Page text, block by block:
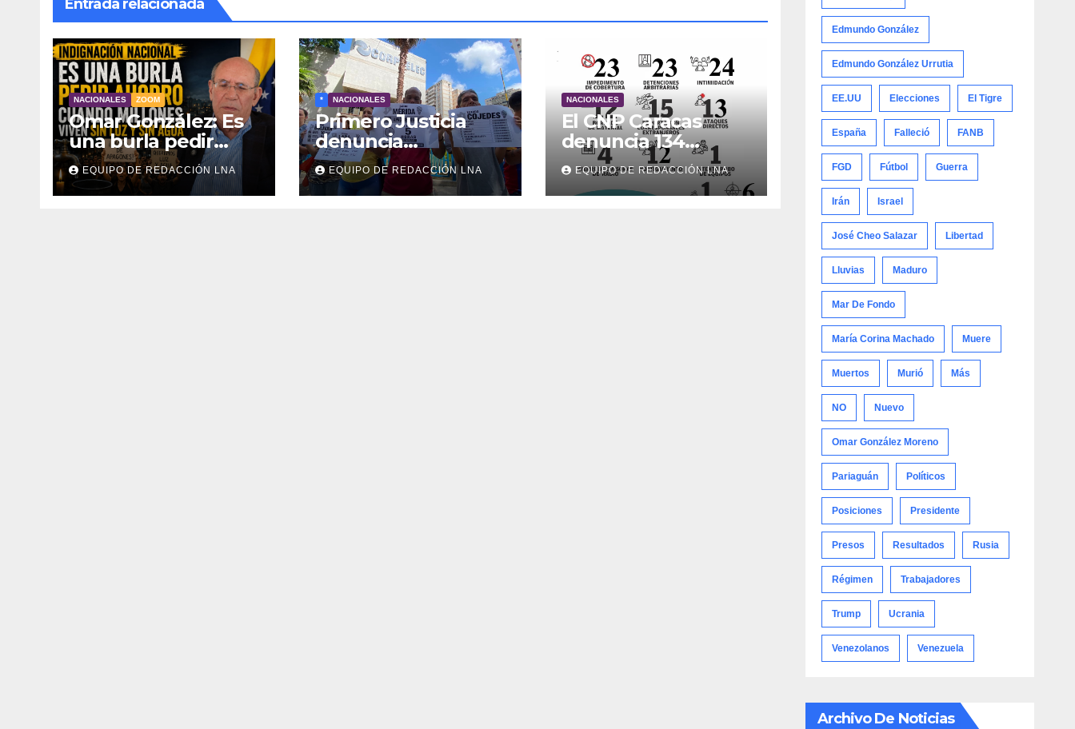
Entrada relacionada
NACIONALES ZOOM
Omar González: Es
una burla pedir
ahorro cuando
millones viven sin
luz y sin agua
EQUIPO DE REDACCIÓN LNA
* NACIONALES
Primero Justicia
denuncia
discriminación
eléctrica en el
interior del país
EQUIPO DE REDACCIÓN LNA
NACIONALES
El CNP Caracas
denuncia 134
agresiones a la
prensa en 2026
EQUIPO DE REDACCIÓN LNA
Edmundo González
Edmundo González Urrutia
EE.UU Elecciones El Tigre
España Falleció FANB
FGD Fútbol Guerra
Irán Israel
José Cheo Salazar Libertad
Lluvias Maduro
Mar De Fondo
María Corina Machado Muere
Muertos Murió Más
NO Nuevo
Omar González Moreno
Pariaguán Políticos
Posiciones Presidente
Presos Resultados Rusia
Régimen Trabajadores
Trump Ucrania
Venezolanos Venezuela
Archivo De Noticias